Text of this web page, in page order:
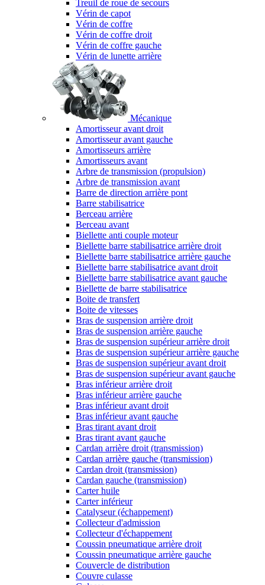
Treuil de roue de secours
Vérin de capot
Vérin de coffre
Vérin de coffre droit
Vérin de coffre gauche
Vérin de lunette arrière
Mécanique
Amortisseur avant droit
Amortisseur avant gauche
Amortisseurs arrière
Amortisseurs avant
Arbre de transmission (propulsion)
Arbre de transmission avant
Barre de direction arrière pont
Barre stabilisatrice
Berceau arrière
Berceau avant
Biellette anti couple moteur
Biellette barre stabilisatrice arrière droit
Biellette barre stabilisatrice arrière gauche
Biellette barre stabilisatrice avant droit
Biellette barre stabilisatrice avant gauche
Biellette de barre stabilisatrice
Boite de transfert
Boite de vitesses
Bras de suspension arrière droit
Bras de suspension arrière gauche
Bras de suspension supérieur arrière droit
Bras de suspension supérieur arrière gauche
Bras de suspension supérieur avant droit
Bras de suspension supérieur avant gauche
Bras inférieur arrière droit
Bras inférieur arrière gauche
Bras inférieur avant droit
Bras inférieur avant gauche
Bras tirant avant droit
Bras tirant avant gauche
Cardan arrière droit (transmission)
Cardan arrière gauche (transmission)
Cardan droit (transmission)
Cardan gauche (transmission)
Carter huile
Carter inférieur
Catalyseur (échappement)
Collecteur d'admission
Collecteur d'échappement
Coussin pneumatique arrière droit
Coussin pneumatique arrière gauche
Couvercle de distribution
Couvre culasse